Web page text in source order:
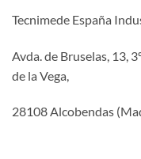
Tecnimede España
Avda. de Bruselas, 13,
de la Vega,
28108 Alcobendas